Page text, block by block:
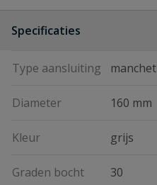
Specificaties
Type aansluiting manchet
Diameter 160 mm
Kleur grijs
Graden bocht 30